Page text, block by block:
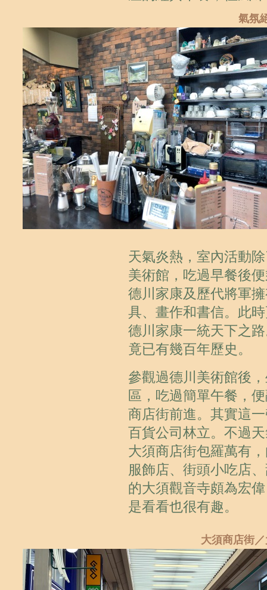
氣氛
天氣炎熱，室內活動
美術館，吃過早餐後
德川家康及歷代將軍
具、畫作和書信。此
德川家康一統天下之
竟已有幾百年歷史。
參觀過德川美術館後
區，吃過簡單午餐，
商店街前進。其實這
百貨公司林立。不過
大須商店街包羅萬有
服飾店、街頭小吃店
的大須觀音寺頗為宏
是看看也很有趣。
大須商店街